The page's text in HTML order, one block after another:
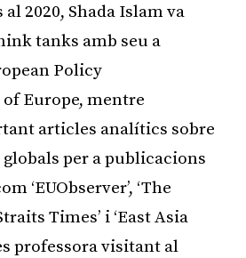
al 2020, Shada Islam va
tanks amb seu a
Policy
Europe, mentre
articles analítics sobre
per a publicacions
‘EUObserver’, ‘The
Times’ i ‘East Asia
professora visitant al